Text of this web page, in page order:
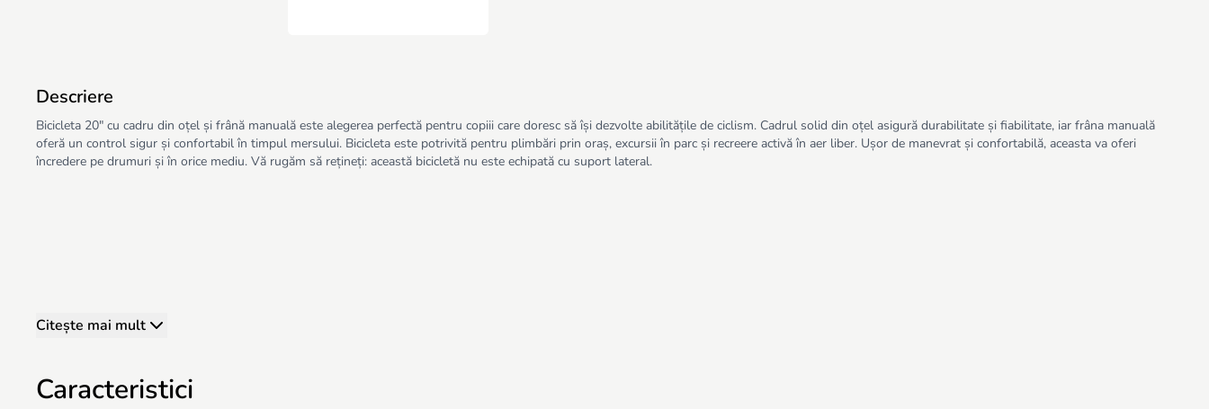
Descriere
Bicicleta 20″ cu cadru din oțel și frână manuală este alegerea perfectă pentru copiii care doresc să își dezvolte abilitățile de ciclism. Cadrul solid din oțel asigură durabilitate și fiabilitate, iar frâna manuală
oferă un control sigur și confortabil în timpul mersului. Bicicleta este potrivită pentru plimbări prin oraș, excursii în parc și recreere activă în aer liber. Ușor de manevrat și confortabilă, aceasta va oferi
încredere pe drumuri și în orice mediu. Vă rugăm să rețineți: această bicicletă nu este echipată cu suport lateral.
Citește mai mult
Caracteristici